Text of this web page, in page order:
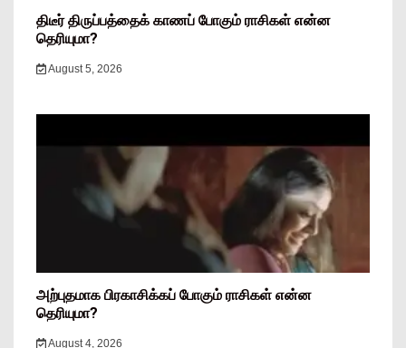
திடீர் திருப்பத்தைக் காணப் போகும் ராசிகள் என்ன
தெரியுமா?
August 5, 2026
அற்புதமாக பிரகாசிக்கப் போகும் ராசிகள் என்ன
தெரியுமா?
August 4, 2026